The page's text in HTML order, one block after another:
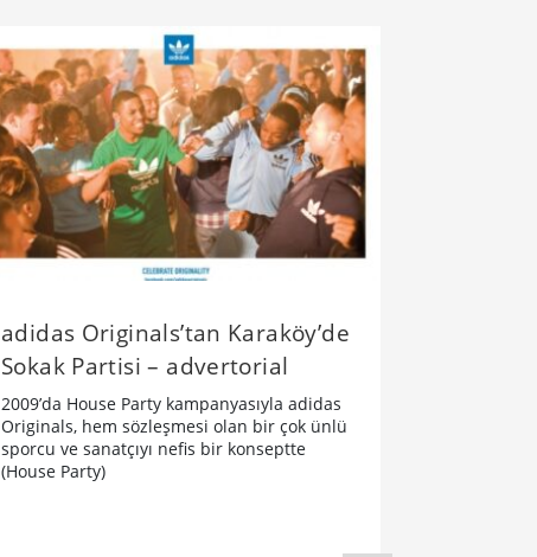
adidas Originals’tan Karaköy’de
Sokak Partisi – advertorial
2009’da House Party kampanyasıyla adidas
Originals, hem sözleşmesi olan bir çok ünlü
sporcu ve sanatçıyı nefis bir konseptte
(House Party)